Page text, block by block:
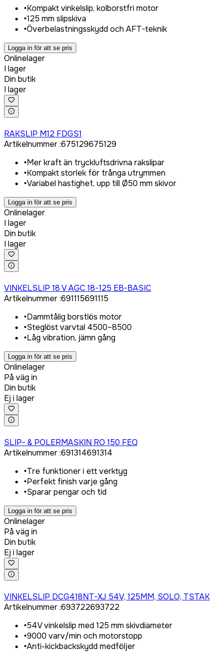
•Kompakt vinkelslip, kolborstfri motor
•125 mm slipskiva
•Överbelastningsskydd och AFT-teknik
Logga in för att se pris
Onlinelager
I lager
Din butik
I lager
RAKSLIP M12 FDGS1
Artikelnummer:675129675129
•Mer kraft än tryckluftsdrivna rakslipar
•Kompakt storlek för trånga utrymmen
•Variabel hastighet, upp till Ø50 mm skivor
Logga in för att se pris
Onlinelager
I lager
Din butik
I lager
VINKELSLIP 18 V AGC 18-125 EB-BASIC
Artikelnummer:691115691115
•Dammtålig borstlös motor
•Steglöst varvtal 4500–8500
•Låg vibration, jämn gång
Logga in för att se pris
Onlinelager
På väg in
Din butik
Ej i lager
SLIP- & POLERMASKIN RO 150 FEQ
Artikelnummer:691314691314
•Tre funktioner i ett verktyg
•Perfekt finish varje gång
•Sparar pengar och tid
Logga in för att se pris
Onlinelager
På väg in
Din butik
Ej i lager
VINKELSLIP DCG418NT-XJ 54V, 125MM, SOLO, TSTAK
Artikelnummer:693722693722
•54V vinkelslip med 125 mm skivdiameter
•9000 varv/min och motorstopp
•Anti-kickbackskydd medföljer